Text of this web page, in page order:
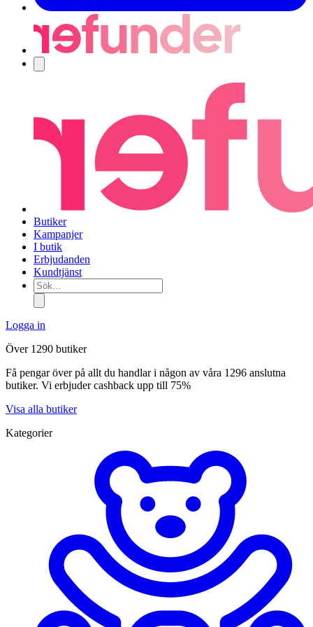
Butiker
Kampanjer
I butik
Erbjudanden
Kundtjänst
Sök...
Logga in
Över 1290 butiker
Få pengar över på allt du handlar i någon av våra 1296 anslutna
butiker. Vi erbjuder cashback upp till 75%
Visa alla butiker
Kategorier